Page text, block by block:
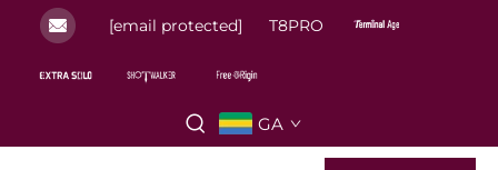
[email protected] T8PRO
GA